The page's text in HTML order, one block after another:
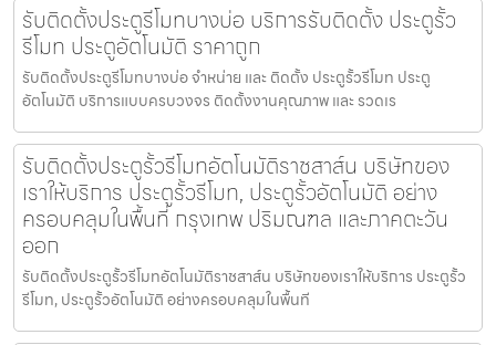
รับติดตั้งประตูรีโมทบางบ่อ บริการรับติดตั้ง ประตูรั้ว
รีโมท ประตูอัตโนมัติ ราคาถูก
รับติดตั้งประตูรีโมทบางบ่อ จำหน่าย และ ติดตั้ง ประตูรั้วรีโมท ประตู
อัตโนมัติ บริการแบบครบวงจร ติดตั้งงานคุณภาพ และ รวดเร
รับติดตั้งประตูรั้วรีโมทอัตโนมัติราชสาส์น บริษัทของ
เราให้บริการ ประตูรั้วรีโมท, ประตูรั้วอัตโนมัติ อย่าง
ครอบคลุมในพื้นที่ กรุงเทพ ปริมณฑล และภาคตะวัน
ออก
รับติดตั้งประตูรั้วรีโมทอัตโนมัติราชสาส์น บริษัทของเราให้บริการ ประตูรั้ว
รีโมท, ประตูรั้วอัตโนมัติ อย่างครอบคลุมในพื้นที